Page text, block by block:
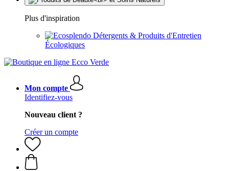
Plus d'inspiration
Détergents & Produits d'Entretien
Écologiques
Mon compte
Identifiez-vous
Nouveau client ?
Créer un compte